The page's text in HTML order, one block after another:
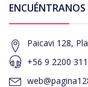
ENCUÉNTRANOS
Paicavi 128,
+56 9 2200